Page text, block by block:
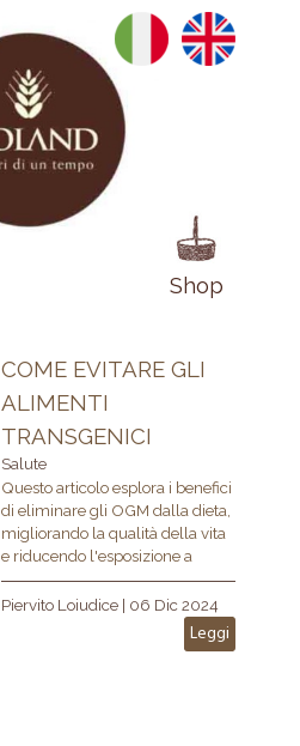
Shop
COME EVITARE GLI
ALIMENTI
TRANSGENICI
Salute
Questo articolo esplora i benefici
di eliminare gli OGM dalla dieta,
migliorando la qualità della vita
e riducendo l'esposizione a
additivi e sostanze artificiali.
Piervito Loiudice | 06 Dic 2024
Leggi